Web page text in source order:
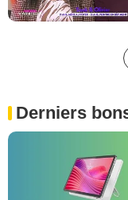
Derniers